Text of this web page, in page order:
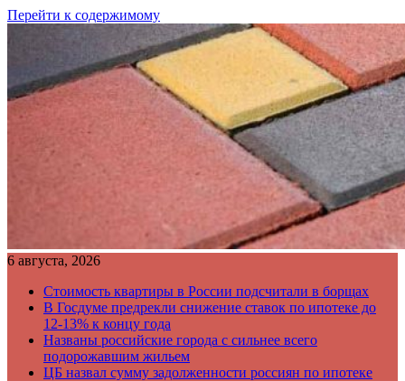
Перейти к содержимому
6 августа, 2026
Стоимость квартиры в России подсчитали в борщах
В Госдуме предрекли снижение ставок по ипотеке до
12-13% к концу года
Названы российские города с сильнее всего
подорожавшим жильем
ЦБ назвал сумму задолженности россиян по ипотеке